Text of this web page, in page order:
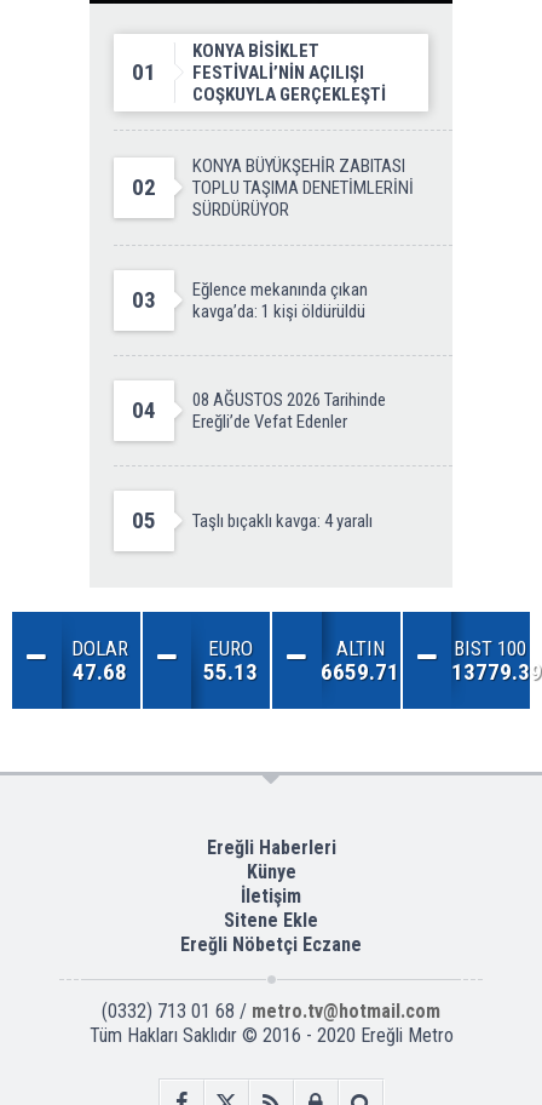
01
KONYA BİSİKLET
FESTİVALİ’NİN AÇILIŞI
COŞKUYLA GERÇEKLEŞTİ
02
KONYA BÜYÜKŞEHİR ZABITASI
TOPLU TAŞIMA DENETİMLERİNİ
SÜRDÜRÜYOR
03
Eğlence mekanında çıkan
kavga’da: 1 kişi öldürüldü
04
08 AĞUSTOS 2026 Tarihinde
Ereğli’de Vefat Edenler
05 Taşlı bıçaklı kavga: 4 yaralı
DOLAR
47.68
EURO
55.13
ALTIN
6659.71
BIST 100
13779.39
Ereğli Haberleri
Künye
İletişim
Sitene Ekle
Ereğli Nöbetçi Eczane
(0332) 713 01 68 / metro.tv@hotmail.com
Tüm Hakları Saklıdır © 2016 - 2020 Ereğli Metro